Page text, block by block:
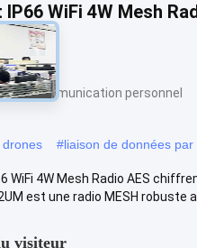
Time
WiFi 4W Mesh
de communication personnel
drones #liaison de données
WiFi 4W Mesh Radio AES
est une radio MESH robuste
visiteur